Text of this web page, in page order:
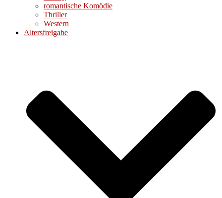
romantische Komödie
Thriller
Western
Altersfreigabe